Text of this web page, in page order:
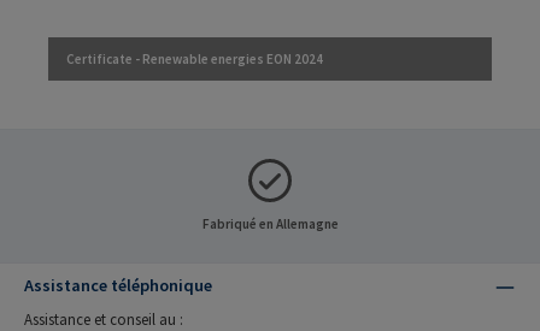
Certificate - Renewable energies EON 2024
Fabriqué en Allemagne
Assistance téléphonique
Assistance et conseil au :